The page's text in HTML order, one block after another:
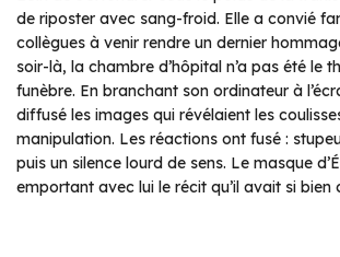
de riposter avec sang-froid. Elle a convié
collègues à venir rendre un dernier
soir-là, la chambre d’hôpital n’a pas été le
funèbre. En branchant son ordinateur à
diffusé les images qui révélaient les
manipulation. Les réactions ont fusé :
puis un silence lourd de sens. Le masque
emportant avec lui le récit qu’il avait si bien